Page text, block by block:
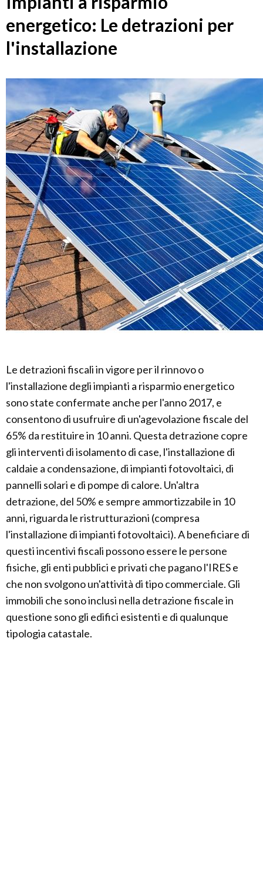
energetico: Le detrazioni per
l'installazione
Le detrazioni fiscali in vigore per il rinnovo o
l'installazione degli impianti a risparmio energetico
sono state confermate anche per l'anno 2017, e
consentono di usufruire di un'agevolazione fiscale del
65% da restituire in 10 anni. Questa detrazione copre
gli interventi di isolamento di case, l'installazione di
caldaie a condensazione, di impianti fotovoltaici, di
pannelli solari e di pompe di calore. Un'altra
detrazione, del 50% e sempre ammortizzabile in 10
anni, riguarda le ristrutturazioni (compresa
l'installazione di impianti fotovoltaici). A beneficiare di
questi incentivi fiscali possono essere le persone
fisiche, gli enti pubblici e privati che pagano l'IRES e
che non svolgono un'attività di tipo commerciale. Gli
immobili che sono inclusi nella detrazione fiscale in
questione sono gli edifici esistenti e di qualunque
tipologia catastale.